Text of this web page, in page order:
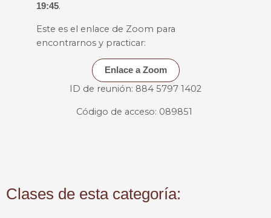
19:45.
Este es el enlace de Zoom para
encontrarnos y practicar:
Enlace a Zoom
ID de reunión: 884 5797 1402
Código de acceso: 089851
Clases de esta categoría: